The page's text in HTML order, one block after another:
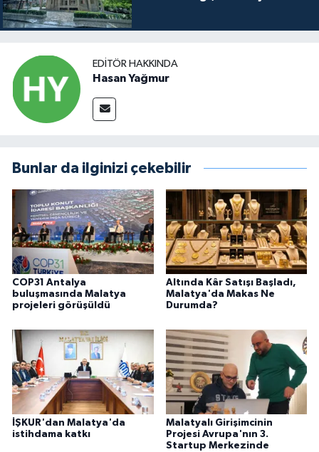
EDITÖR HAKKINDA
Hasan Yağmur
Bunlar da ilginizi çekebilir
COP31 Antalya
buluşmasında Malatya
projeleri görüşüldü
Altında Kâr Satışı Başladı,
Malatya'da Makas Ne
Durumda?
İŞKUR'dan Malatya'da
istihdama katkı
Malatyalı Girişimcinin
Projesi Avrupa'nın 3.
Startup Merkezinde